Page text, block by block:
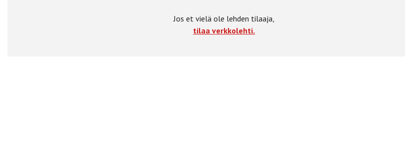
Jos et vielä ole lehden tilaaja,
tilaa verkkolehti.